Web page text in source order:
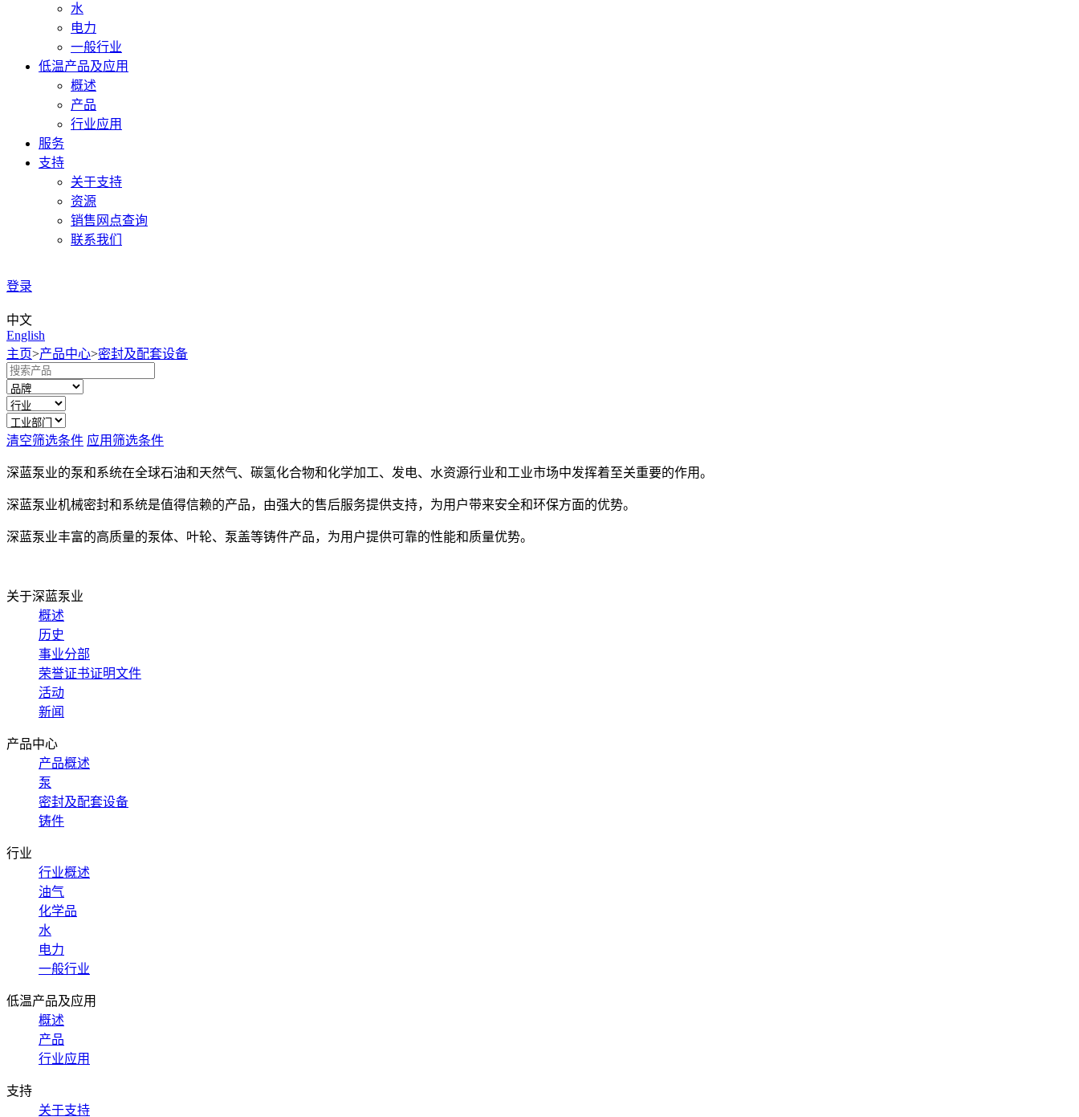
水
电力
一般行业
低温产品及应用
概述
产品
行业应用
服务
支持
关于支持
资源
销售网点查询
联系我们
登录
中文
English
主页>产品中心>密封及配套设备
清空筛选条件 应用筛选条件
深蓝泵业的泵和系统在全球石油和天然气、碳氢化合物和化学加工、发电、水资源行业和工业市场中发挥着至关重要的作用。
深蓝泵业机械密封和系统是值得信赖的产品，由强大的售后服务提供支持，为用户带来安全和环保方面的优势。
深蓝泵业丰富的高质量的泵体、叶轮、泵盖等铸件产品，为用户提供可靠的性能和质量优势。
关于深蓝泵业
概述
历史
事业分部
荣誉证书证明文件
活动
新闻
产品中心
产品概述
泵
密封及配套设备
铸件
行业
行业概述
油气
化学品
水
电力
一般行业
低温产品及应用
概述
产品
行业应用
支持
关于支持